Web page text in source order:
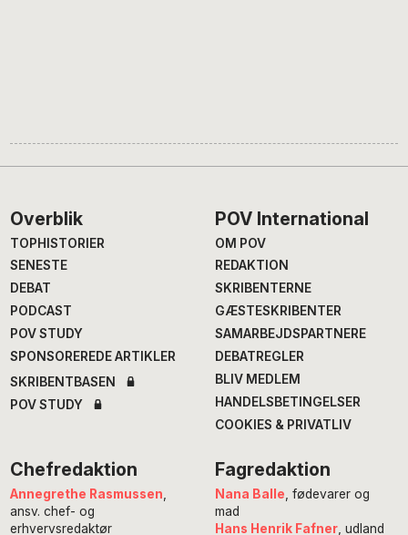
Footer
Overblik
TOPHISTORIER
SENESTE
DEBAT
PODCAST
POV STUDY
SPONSOREREDE ARTIKLER
SKRIBENTBASEN
POV STUDY
POV International
OM POV
REDAKTION
SKRIBENTERNE
GÆSTESKRIBENTER
SAMARBEJDSPARTNERE
DEBATREGLER
BLIV MEDLEM
HANDELSBETINGELSER
COOKIES & PRIVATLIV
Chefredaktion
Annegrethe Rasmussen
ansv. chef- og
erhvervsredaktør
Fagredaktion
Nana Balle , fødevarer og
mad
Hans Henrik Fafner, udland